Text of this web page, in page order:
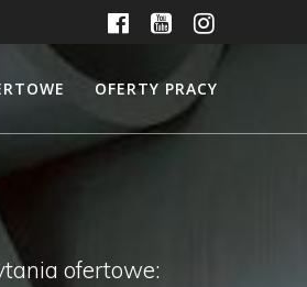
OFERTY PRACY
ofertowe: